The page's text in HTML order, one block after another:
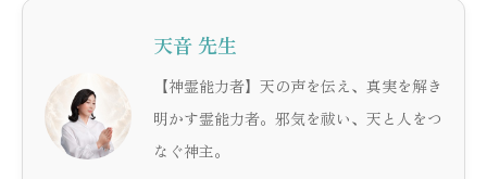
天音 先生
【神霊能力者】天の声を伝え、真実を解き
明かす霊能力者。邪気を祓い、天と人をつ
なぐ神主。